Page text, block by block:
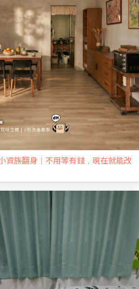
資族翻身｜不用等有錢，現在就能改